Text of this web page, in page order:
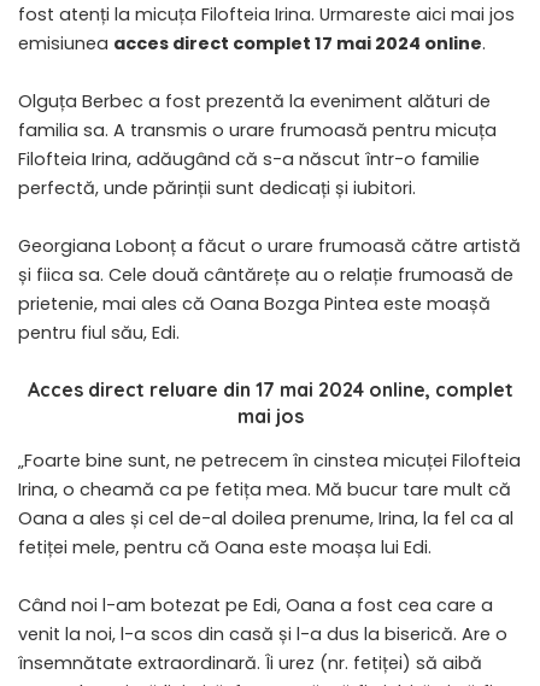
fost atenți la micuța Filofteia Irina. Urmareste aici mai jos
emisiunea acces direct complet 17 mai 2024 online.
Olguța Berbec a fost prezentă la eveniment alături de
familia sa. A transmis o urare frumoasă pentru micuța
Filofteia Irina, adăugând că s-a născut într-o familie
perfectă, unde părinții sunt dedicați și iubitori.
Georgiana Lobonț a făcut o urare frumoasă către artistă
și fiica sa. Cele două cântărețe au o relație frumoasă de
prietenie, mai ales că Oana Bozga Pintea este moașă
pentru fiul său, Edi.
Acces direct reluare din 17 mai 2024 online, complet
mai jos
„Foarte bine sunt, ne petrecem în cinstea micuței Filofteia
Irina, o cheamă ca pe fetița mea. Mă bucur tare mult că
Oana a ales și cel de-al doilea prenume, Irina, la fel ca al
fetiței mele, pentru că Oana este moașa lui Edi.
Când noi l-am botezat pe Edi, Oana a fost cea care a
venit la noi, l-a scos din casă și l-a dus la biserică. Are o
însemnătate extraordinară. Îi urez (nr. fetiței) să aibă